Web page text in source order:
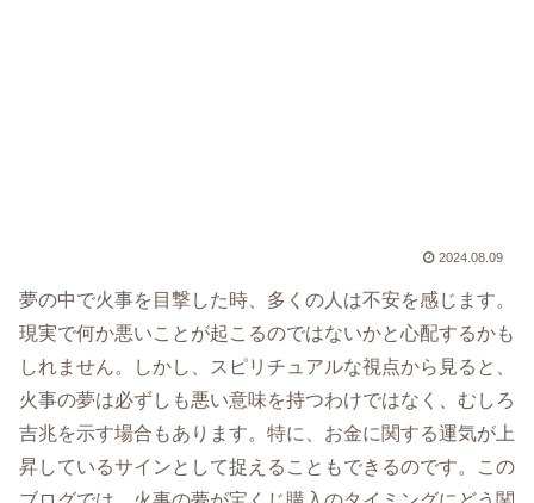
2024.08.09
夢の中で火事を目撃した時、多くの人は不安を感じます。
現実で何か悪いことが起こるのではないかと心配するかも
しれません。しかし、スピリチュアルな視点から見ると、
火事の夢は必ずしも悪い意味を持つわけではなく、むしろ
吉兆を示す場合もあります。特に、お金に関する運気が上
昇しているサインとして捉えることもできるのです。この